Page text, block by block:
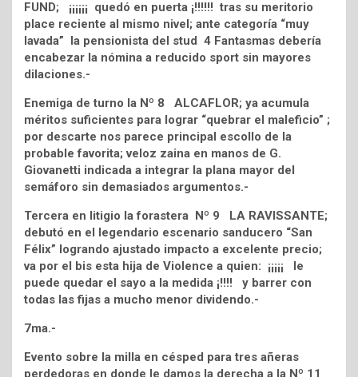
FUND; ¡¡¡¡¡¡ quedó en puerta ¡!!!!!! tras su meritorio
place reciente al mismo nivel; ante categoría “muy
lavada” la pensionista del stud 4 Fantasmas debería
encabezar la nómina a reducido sport sin mayores
dilaciones.-
Enemiga de turno la Nº 8 ALCAFLOR; ya acumula
méritos suficientes para lograr “quebrar el maleficio” ;
por descarte nos parece principal escollo de la
probable favorita; veloz zaina en manos de G.
Giovanetti indicada a integrar la plana mayor del
semáforo sin demasiados argumentos.-
Tercera en litigio la forastera Nº 9 LA RAVISSANTE;
debutó en el legendario escenario sanducero “San
Félix” logrando ajustado impacto a excelente precio;
va por el bis esta hija de Violence a quien: ¡¡¡¡¡ le
puede quedar el sayo a la medida ¡!!!! y barrer con
todas las fijas a mucho menor dividendo.-
7ma.-
Evento sobre la milla en césped para tres añeras
perdedoras en donde le damos la derecha a la Nº 11